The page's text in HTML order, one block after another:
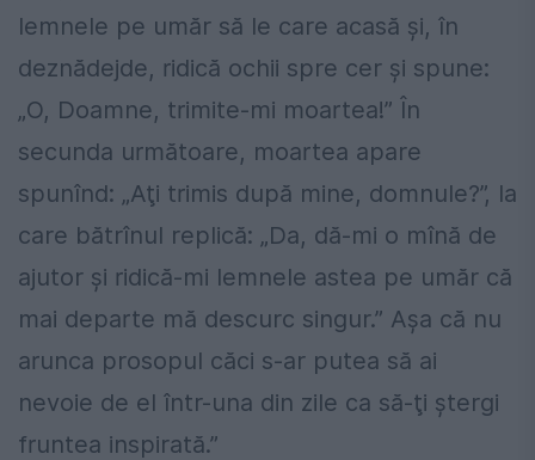
lemnele pe umăr să le care acasă şi, în
deznădejde, ridică ochii spre cer şi spune:
„O, Doamne, trimite-mi moartea!” În
secunda următoare, moartea apare
spunînd: „Aţi trimis după mine, domnule?”, la
care bătrînul replică: „Da, dă-mi o mînă de
ajutor şi ridică-mi lemnele astea pe umăr că
mai departe mă descurc singur.” Aşa că nu
arunca prosopul căci s-ar putea să ai
nevoie de el într-una din zile ca să-ţi ştergi
fruntea inspirată.”